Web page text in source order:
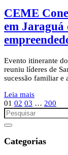
CEME
em Jaraguá
Evento itinerante
reuniu líderes de
sucessão familiar e
Leia mais
01 02 03 … 200
Categorias